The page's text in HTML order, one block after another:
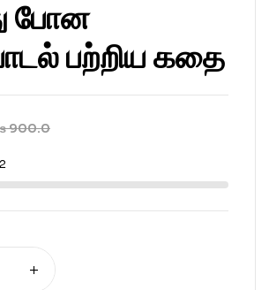
போன
பற்றிய கதை
900.0